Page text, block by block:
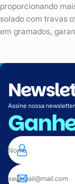
proporcionando
solado com travas
em gramados,
Assine nossa